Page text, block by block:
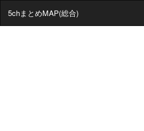
5chまとめMAP(総合)